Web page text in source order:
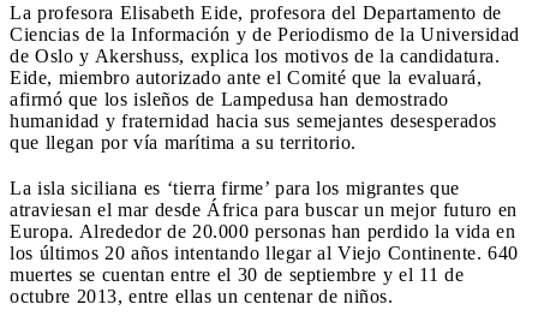
La profesora Elisabeth Eide, profesora del Departamento de
Ciencias de la Información y de Periodismo de la Universidad
de Oslo y Akershuss, explica los motivos de la candidatura.
Eide, miembro autorizado ante el Comité que la evaluará,
afirmó que los isleños de Lampedusa han demostrado
humanidad y fraternidad hacia sus semejantes desesperados
que llegan por vía marítima a su territorio.
La isla siciliana es ‘tierra firme’ para los migrantes que
atraviesan el mar desde África para buscar un mejor futuro en
Europa. Alrededor de 20.000 personas han perdido la vida en
los últimos 20 años intentando llegar al Viejo Continente. 640
muertes se cuentan entre el 30 de septiembre y el 11 de
octubre 2013, entre ellas un centenar de niños.